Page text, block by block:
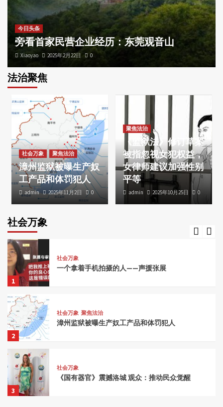
今日头条
旁看首家民营企业经历：东莞观音山
Xiaoyao 2025年2月22日 0
法治聚焦
社会万象 聚焦法治
漳州监狱被曝生产奴
工产品和体罚犯人
admin 2025年11月2日 0
聚焦法治
《监狱法》修订草案
被指忽视女犯权益，
女律师建议加强性别
平等
admin 2025年10月25日 0
社会万象
3
《国有器官》震撼洛城 观众：推动民众觉醒
4
社会万象
民主人士洛杉矶中领馆前集会 吁释放邢望力、
张盼成等良心犯
5
1
社会万象
一个拿着手机拍摄的人——声援张展
2
社会万象 聚焦法治
漳州监狱被曝生产奴工产品和体罚犯人
3
社会万象
《国有器官》震撼洛城 观众：推动民众觉醒